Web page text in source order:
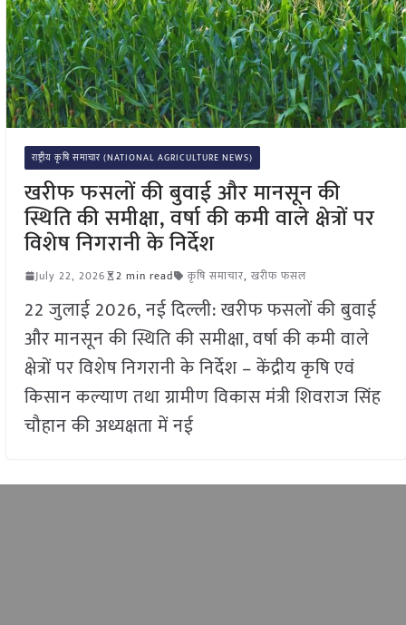
राष्ट्रीय कृषि समाचार (NATIONAL AGRICULTURE NEWS)
खरीफ फसलों की बुवाई और मानसून की
स्थिति की समीक्षा, वर्षा की कमी वाले क्षेत्रों पर
विशेष निगरानी के निर्देश
July 22, 2026 2 min read कृषि समाचार, खरीफ फसल
22 जुलाई 2026, नई दिल्ली: खरीफ फसलों की बुवाई
और मानसून की स्थिति की समीक्षा, वर्षा की कमी वाले
क्षेत्रों पर विशेष निगरानी के निर्देश – केंद्रीय कृषि एवं
किसान कल्याण तथा ग्रामीण विकास मंत्री शिवराज सिंह
चौहान की अध्यक्षता में नई